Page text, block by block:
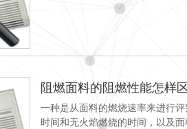
阻燃面料的阻燃性能怎样
一种是从面料的燃烧速率来进行
时间和无火焰燃烧的时间，以及